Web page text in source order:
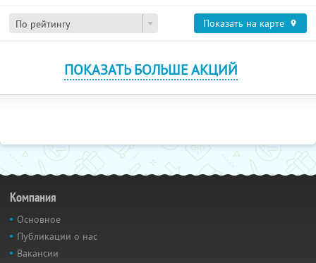
По рейтингу Показать на карте
ПОКАЗАТЬ БОЛЬШЕ АКЦИЙ
Компания
Основное
Публикации о нас
Вакансии